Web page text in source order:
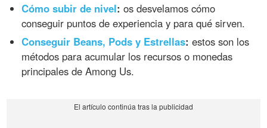
Cómo subir de nivel: os desvelamos cómo
conseguir puntos de experiencia y para qué sirven.
Conseguir Beans, Pods y Estrellas: estos son los
métodos para acumular los recursos o monedas
principales de Among Us.